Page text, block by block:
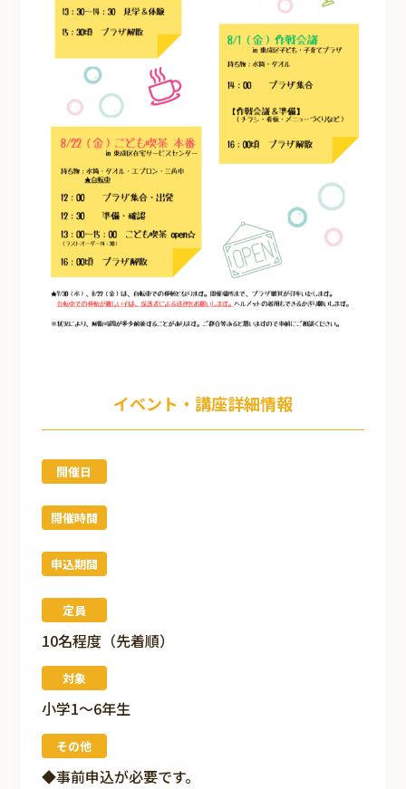
イベント・講座詳細情報
開催日
開催時間
申込期間
定員
10名程度（先着順）
対象
小学1～6年生
その他
◆事前申込が必要です。